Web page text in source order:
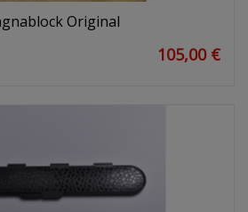
Original
105,00 €